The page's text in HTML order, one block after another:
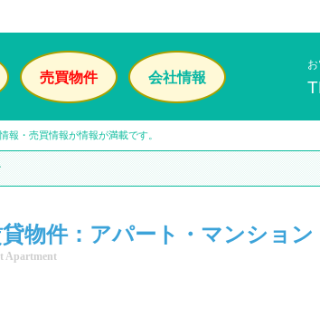
売買物件 会社情報
報・売買情報が情報が満載です。
物件：アパート・マンション
Apartment